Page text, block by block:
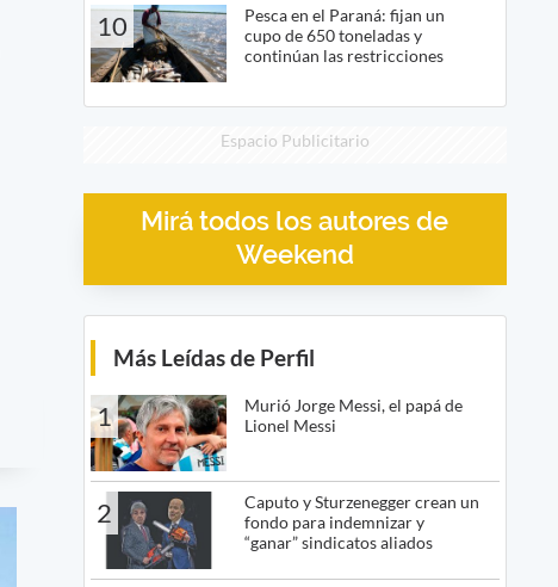
10
Pesca en el Paraná: fijan un
cupo de 650 toneladas y
continúan las restricciones
Espacio Publicitario
Mirá todos los autores de
Weekend
Más Leídas de Perfil
1
Murió Jorge Messi, el papá de
Lionel Messi
2
Caputo y Sturzenegger crean un
fondo para indemnizar y
“ganar” sindicatos aliados